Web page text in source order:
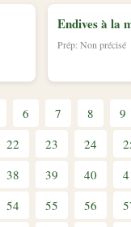
Endives à la
Prép: Non précisé
6 7 8 9
22 23 24
38 39 40
54 55 56